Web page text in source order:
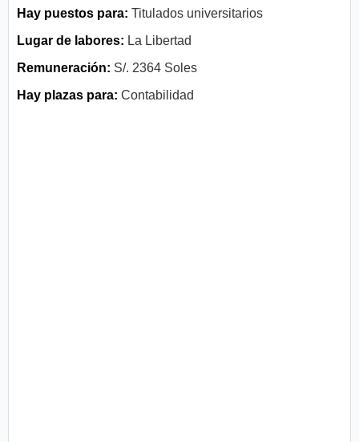
Hay puestos para: Titulados universitarios
Lugar de labores: La Libertad
Remuneración: S/. 2364 Soles
Hay plazas para: Contabilidad